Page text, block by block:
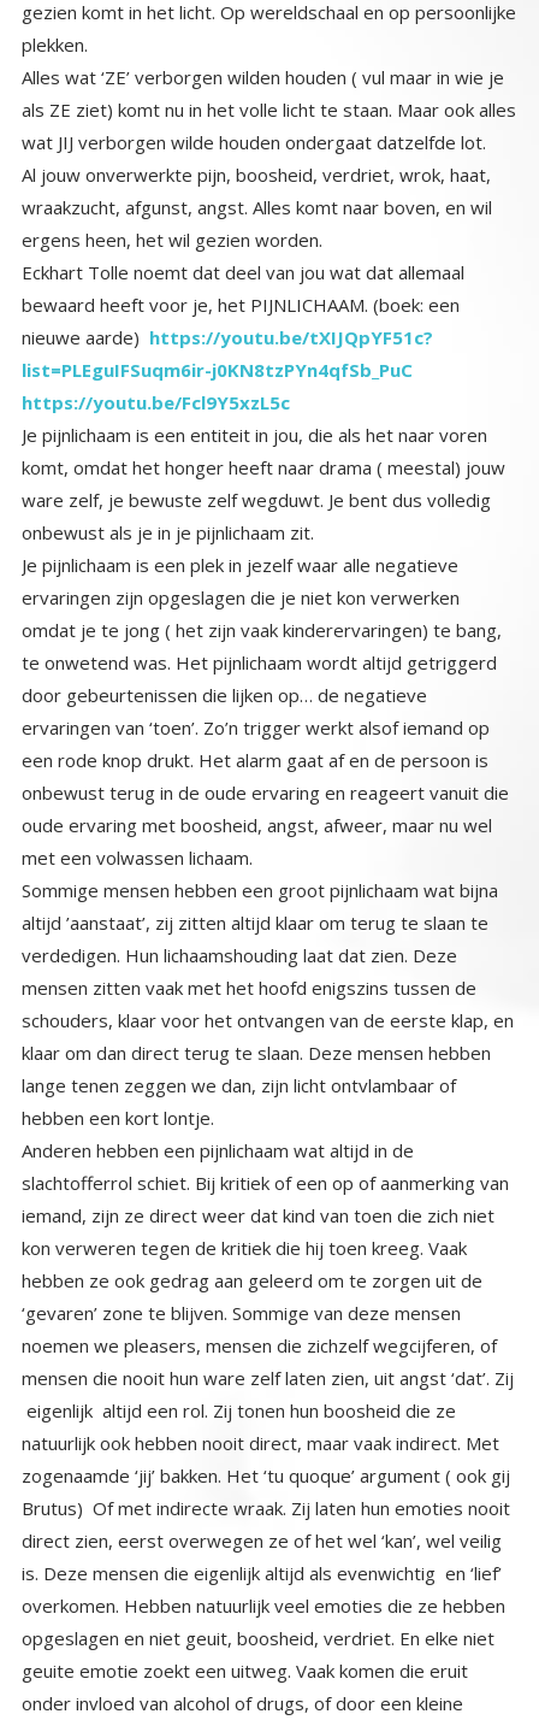
plekken.
Alles wat ‘ZE’ verborgen wilden houden ( vul maar in wie je
als ZE ziet) komt nu in het volle licht te staan. Maar ook alles
wat JIJ verborgen wilde houden ondergaat datzelfde lot.
Al jouw onverwerkte pijn, boosheid, verdriet, wrok, haat,
wraakzucht, afgunst, angst. Alles komt naar boven, en wil
ergens heen, het wil gezien worden.
Eckhart Tolle noemt dat deel van jou wat dat allemaal
bewaard heeft voor je, het PIJNLICHAAM. (boek: een
nieuwe aarde) https://youtu.be/tXIJQpYF51c?
list=PLEguIFSuqm6ir-j0KN8tzPYn4qfSb_PuC
https://youtu.be/Fcl9Y5xzL5c
Je pijnlichaam is een entiteit in jou, die als het naar voren
komt, omdat het honger heeft naar drama ( meestal) jouw
ware zelf, je bewuste zelf wegduwt. Je bent dus volledig
onbewust als je in je pijnlichaam zit.
Je pijnlichaam is een plek in jezelf waar alle negatieve
ervaringen zijn opgeslagen die je niet kon verwerken
omdat je te jong ( het zijn vaak kinderervaringen) te bang,
te onwetend was. Het pijnlichaam wordt altijd getriggerd
door gebeurtenissen die lijken op… de negatieve
ervaringen van ‘toen’. Zo’n trigger werkt alsof iemand op
een rode knop drukt. Het alarm gaat af en de persoon is
onbewust terug in de oude ervaring en reageert vanuit die
oude ervaring met boosheid, angst, afweer, maar nu wel
met een volwassen lichaam.
Sommige mensen hebben een groot pijnlichaam wat bijna
altijd ’aanstaat’, zij zitten altijd klaar om terug te slaan te
verdedigen. Hun lichaamshouding laat dat zien. Deze
mensen zitten vaak met het hoofd enigszins tussen de
schouders, klaar voor het ontvangen van de eerste klap, en
klaar om dan direct terug te slaan. Deze mensen hebben
lange tenen zeggen we dan, zijn licht ontvlambaar of
hebben een kort lontje.
Anderen hebben een pijnlichaam wat altijd in de
slachtofferrol schiet. Bij kritiek of een op of aanmerking van
iemand, zijn ze direct weer dat kind van toen die zich niet
kon verweren tegen de kritiek die hij toen kreeg. Vaak
hebben ze ook gedrag aan geleerd om te zorgen uit de
‘gevaren’ zone te blijven. Sommige van deze mensen
noemen we pleasers, mensen die zichzelf wegcijferen, of
mensen die nooit hun ware zelf laten zien, uit angst ‘dat’. Zij
eigenlijk altijd een rol. Zij tonen hun boosheid die ze
natuurlijk ook hebben nooit direct, maar vaak indirect. Met
zogenaamde ‘jij’ bakken. Het ‘tu quoque’ argument ( ook gij
Brutus) Of met indirecte wraak. Zij laten hun emoties nooit
direct zien, eerst overwegen ze of het wel ‘kan’, wel veilig
is. Deze mensen die eigenlijk altijd als evenwichtig en ‘lief’
overkomen. Hebben natuurlijk veel emoties die ze hebben
opgeslagen en niet geuit, boosheid, verdriet. En elke niet
geuite emotie zoekt een uitweg. Vaak komen die eruit
onder invloed van alcohol of drugs, of door een kleine
trigger, waarbij de reactie dan niet in overeenstemming is
met de trigger. Maar de laatste jaren is er een heel voor de